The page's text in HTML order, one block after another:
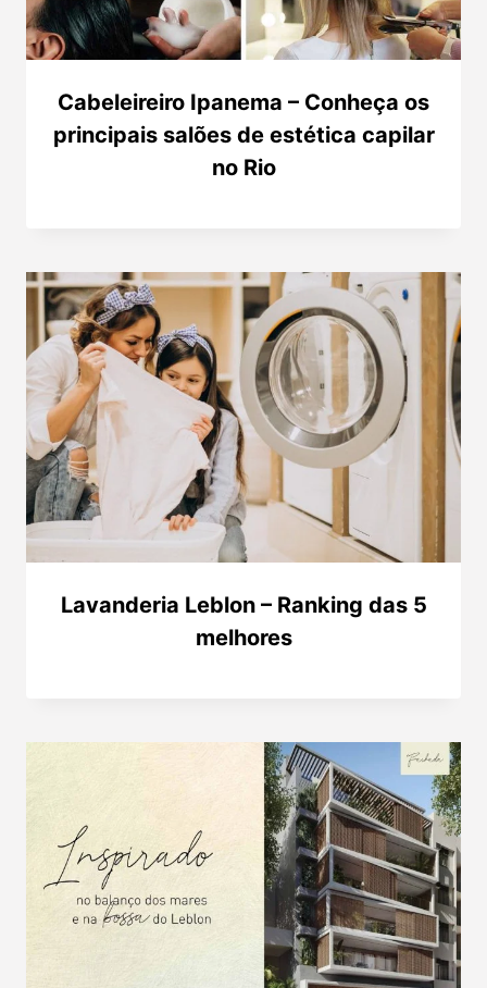
Cabeleireiro Ipanema – Conheça os
principais salões de estética capilar
no Rio
Lavanderia Leblon – Ranking das 5
melhores